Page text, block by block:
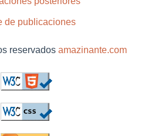
de publicaciones
reservados amazinante.com